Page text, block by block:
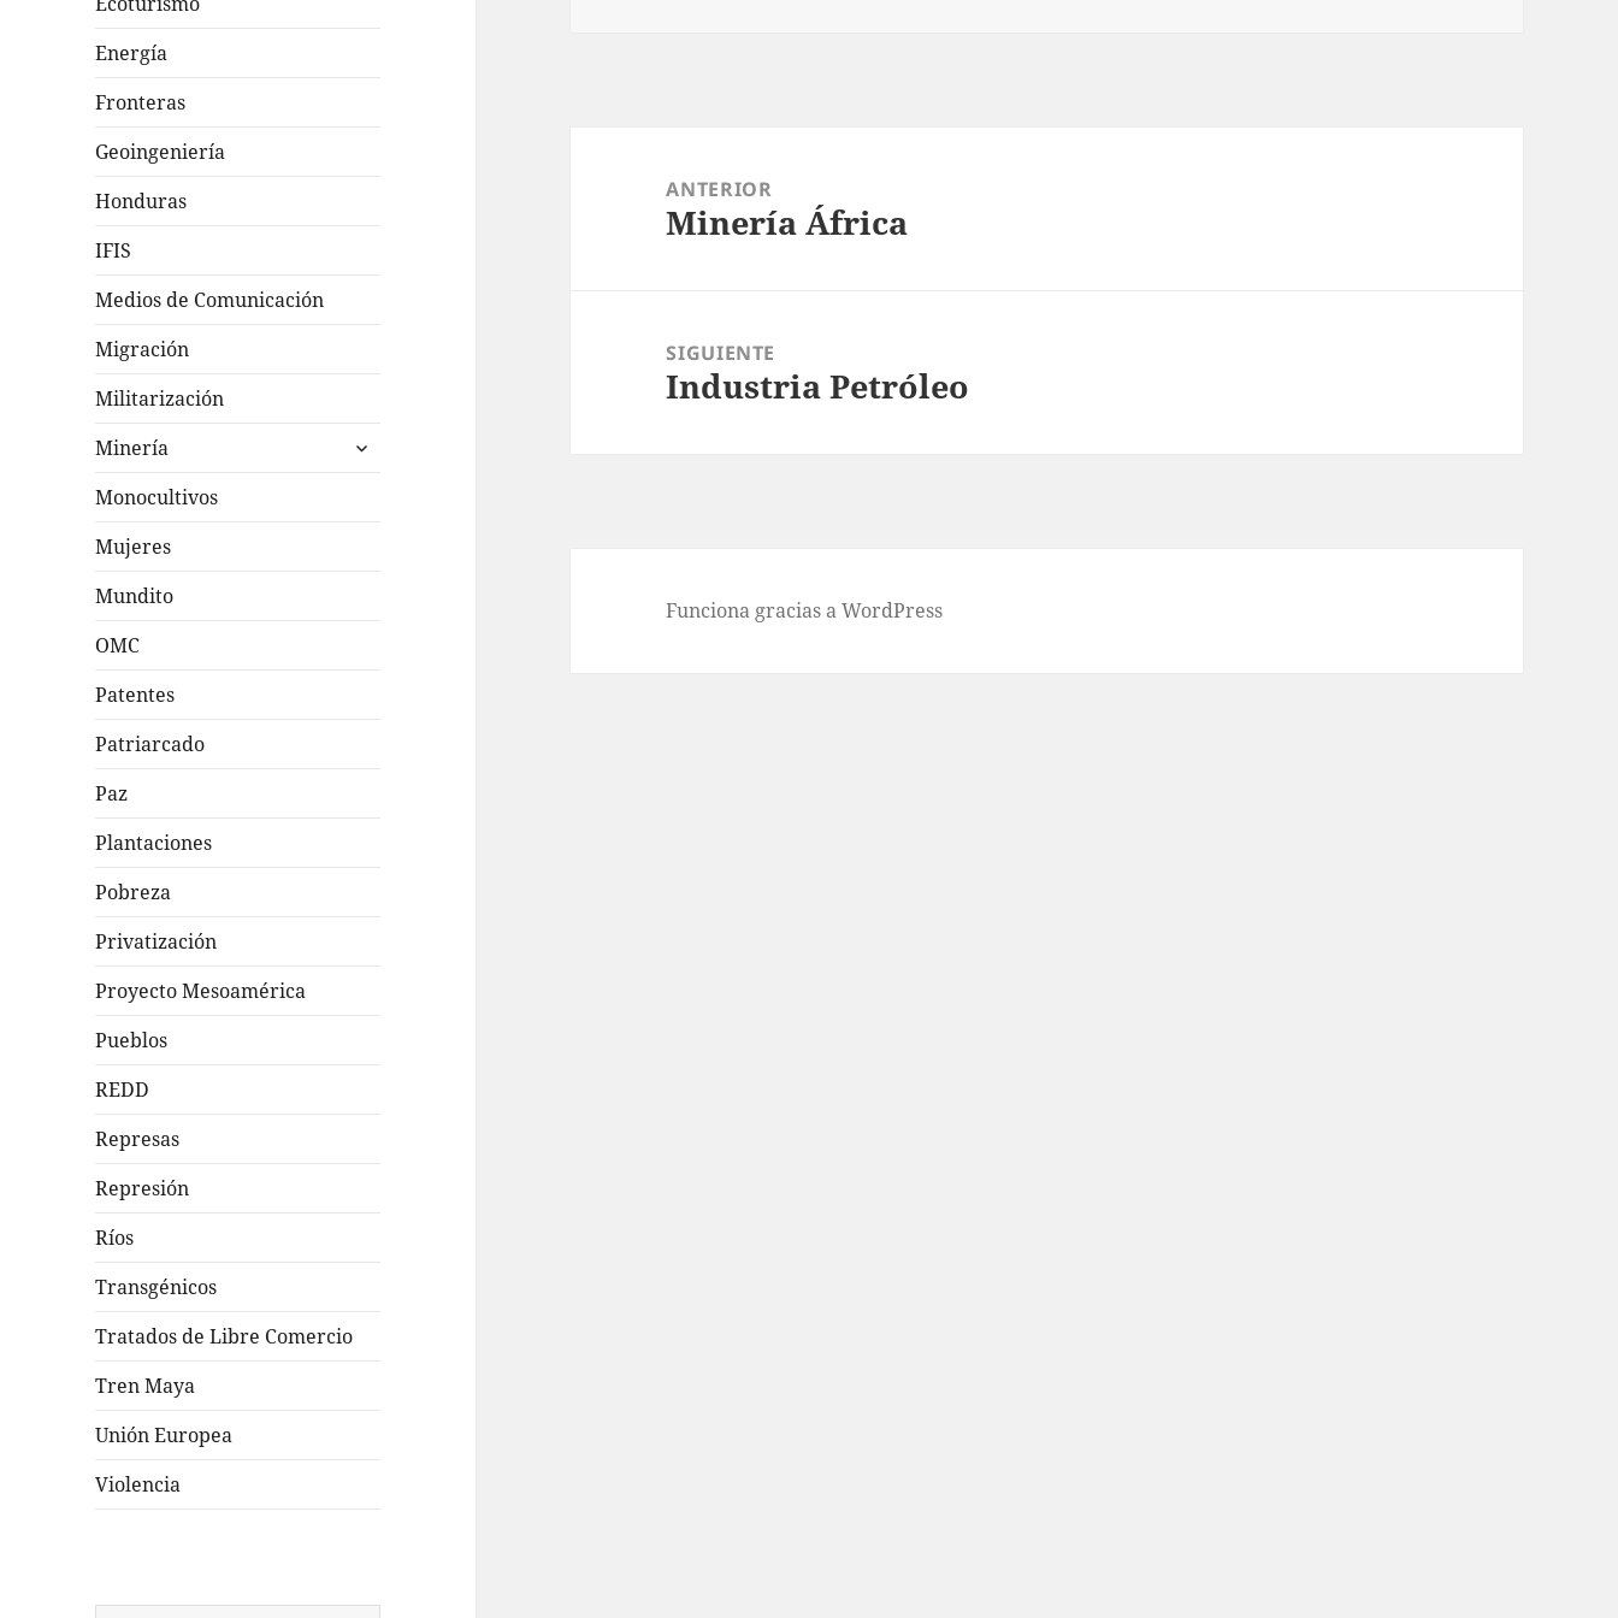
Energía
Fronteras
Geoingeniería
Honduras
IFIS
Medios de Comunicación
Migración
Militarización
Minería
expande
el
inferior
Monocultivos
Mujeres
Mundito
OMC
Patentes
Patriarcado
Paz
Plantaciones
Pobreza
Privatización
Proyecto Mesoamérica
Pueblos
REDD
Represas
Represión
Ríos
Transgénicos
Tratados de Libre Comercio
Tren Maya
Unión Europea
Violencia
entradas
ANTERIOR
Entrada
Minería África
SIGUIENTE
Entrada
Industria Petróleo
Funciona gracias a WordPress